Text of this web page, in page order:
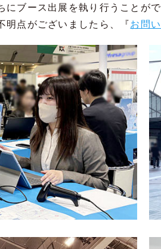
ブース出展を執り行うことがで
明点がございましたら、『お問